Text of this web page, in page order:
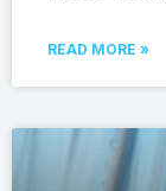
READ MORE »